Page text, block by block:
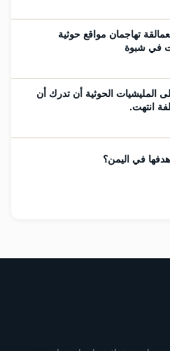
تهاجمان مواقع حوثية
في شبوة
المليشيات الحوثية أن تدرك أن
انتهت.
في اليمن؟